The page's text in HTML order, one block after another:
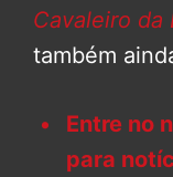
Cavaleiro da
também
Entre no
para